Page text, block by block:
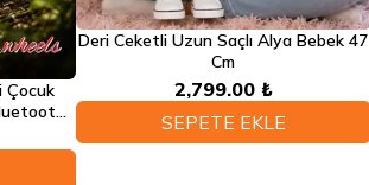
Çocuk
SEPETE EKLE
Deri Ceketli Uzun Saçlı Alya Bebek 47
Cm
2,799.00 ₺